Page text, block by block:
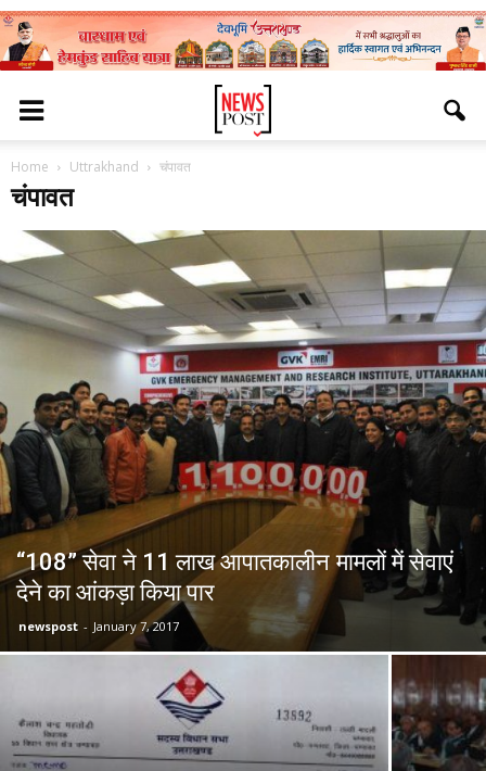
Home Uttrakhand चंपावत
चंपावत
“108” सेवा ने 11 लाख आपातकालीन मामलों में सेवाएं
देने का आंकड़ा किया पार
newspost - January 7, 2017